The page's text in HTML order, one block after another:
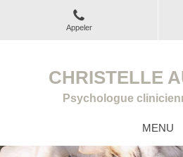
Appeler
CHRISTELLE
Psychologue
MENU